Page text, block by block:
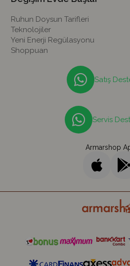
Ruhun Doysun Tarifleri
Teknolojiler
Yeni Enerji Regülasyonu
Shoppuan
Satış
Servis
Armarshop